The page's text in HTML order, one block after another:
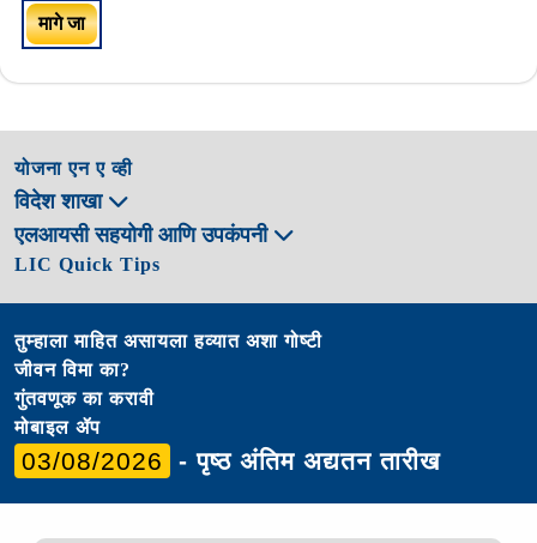
मागे जा
योजना एन ए व्ही
विदेश शाखा
एलआयसी सहयोगी आणि उपकंपनी
LIC Quick Tips
तुम्हाला माहित असायला हव्यात अशा गोष्टी
जीवन विमा का?
गुंतवणूक का करावी
मोबाइल ॲप
03/08/2026 - पृष्ठ अंतिम अद्यतन तारीख